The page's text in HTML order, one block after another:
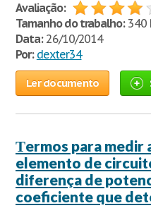
Avaliação:
Tamanho do trabalho:340
Data:26/10/2014
Por: dexter34
Ler documento
Тermos para medir
elemento de
diferença de
coeficiente que